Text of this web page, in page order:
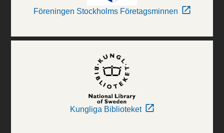
Föreningen Stockholms Företagsminnen
Kungliga Biblioteket